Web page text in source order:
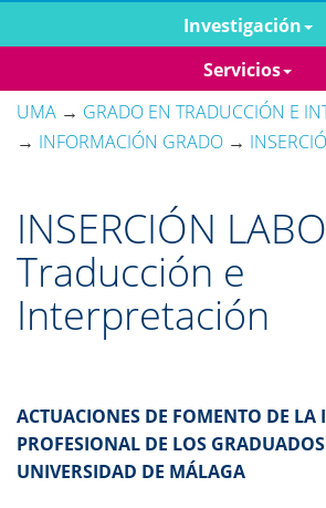
Investigación
Servicios
UMA → GRADO EN TRADUCCIÓN E
→ INFORMACIÓN GRADO →
INSERCIÓN
Traducción e
Interpretación
ACTUACIONES DE FOMENTO DE LA
PROFESIONAL DE LOS
UNIVERSIDAD DE MÁLAGA